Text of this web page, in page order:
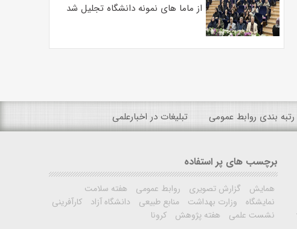
از ماما های نمونه دانشگاه تجلیل شد
رتبه بندی روابط عمومی تبلیغات در اخبارعلمی
برچسب های پر استفاده
همایش گزارش تصویری روابط عمومی
هفته سلامت
نمایشگاه
وزارت بهداشت منابع طبیعی دانشگاه آزاد
کارآفرینی
نشست علمی
هفته پژوهش کرونا